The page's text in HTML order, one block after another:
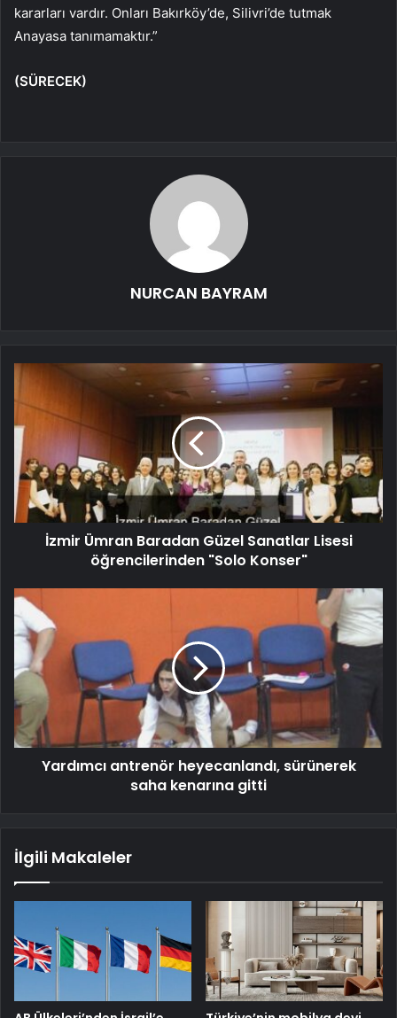
kararları vardır. Onları Bakırköy’de, Silivri’de tutmak
Anayasa tanımamaktır.”
(SÜRECEK)
NURCAN BAYRAM
İzmir Ümran Baradan Güzel Sanatlar Lisesi
öğrencilerinden "Solo Konser"
Yardımcı antrenör heyecanlandı, sürünerek
saha kenarına gitti
İlgili Makaleler